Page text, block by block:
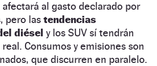
al gasto declarado por
pero las tendencias
diésel y los SUV sí tendrán
Consumos y emisiones son
que discurren en paralelo.